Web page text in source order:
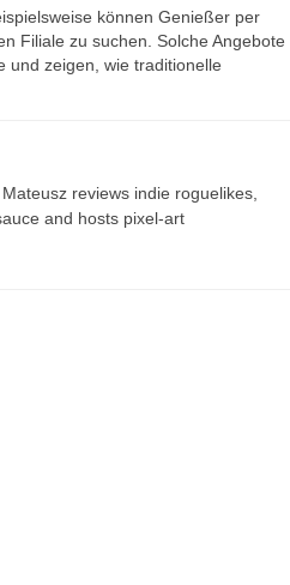
können Genießer per
Filiale zu suchen. Solche Angebote
und zeigen, wie traditionelle
reviews indie roguelikes,
and hosts pixel-art